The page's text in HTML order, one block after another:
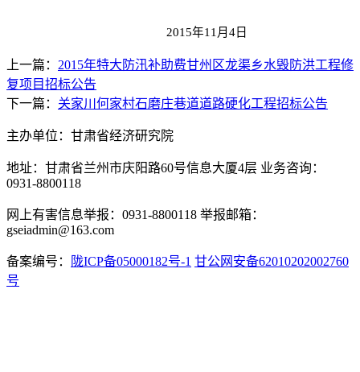
2015年11 月 4日
上一篇： 2015年特大防汛补助费甘州区龙渠乡水毁防洪工程修
复项目招标公告
下一篇： 关家川何家村石磨庄巷道道路硬化工程招标公告
主办单位：甘肃省经济研究院
地址：甘肃省兰州市庆阳路60号信息大厦4层 业务咨询：
0931-8800118
网上有害信息举报：0931-8800118 举报邮箱：
gseiadmin@163.com
备案编号： 陇ICP备05000182号-1 甘公网安备62010202002760
号